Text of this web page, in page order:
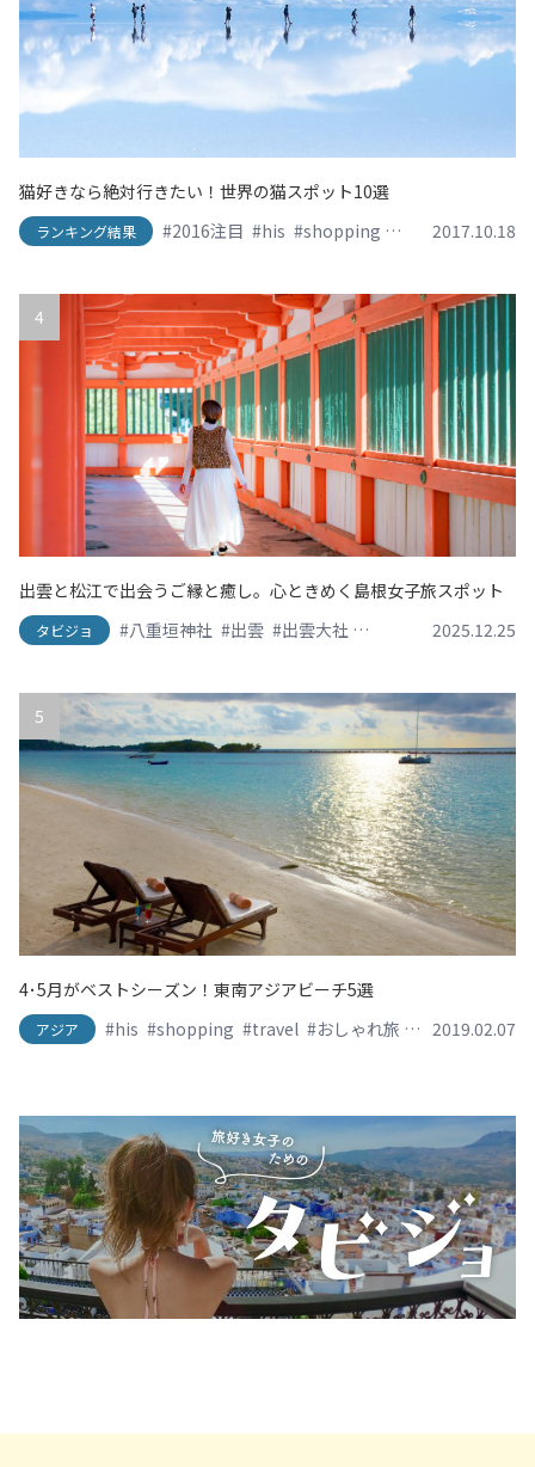
猫好きなら絶対行きたい！世界の猫スポット10選
ランキング結果 #2016注目 #his #shopping #SNS映え #travel
2017.10.18
4
出雲と松江で出会うご縁と癒し。心ときめく島根女子旅スポット
タビジョ #八重垣神社 #出雲 #出雲大社 #島根グルメ #日御碕
2025.12.25
5
4･5月がベストシーズン！東南アジアビーチ5選
アジア #his #shopping #travel #おしゃれ旅 #かわいい旅 #
2019.02.07